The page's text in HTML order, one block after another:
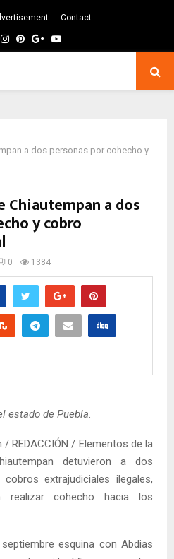
Contact
Instagram
Pinterest
GoogleYoutube
a dos personas por cohecho y
a dos
y cobro
0 1384
estado de Puebla
REDACCIÓN / Elementos de la
detuvieron a dos
extrajudiciales ilegales,
realizar cohecho hacia los
esquina con Abdias